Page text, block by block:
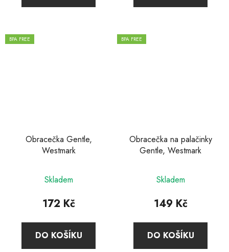
BPA FREE
Obracečka Gentle,
Westmark
Skladem
172 Kč
DO KOŠÍKU
BPA FREE
Obracečka na palačinky
Gentle, Westmark
Skladem
149 Kč
DO KOŠÍKU